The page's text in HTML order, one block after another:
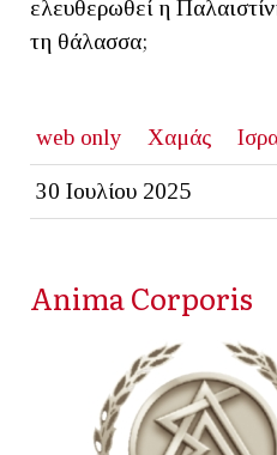
ελευθερωθεί η
τη θάλασσα;
web only
Χαμάς
30 Ιουλίου 2025
Anima Corporis